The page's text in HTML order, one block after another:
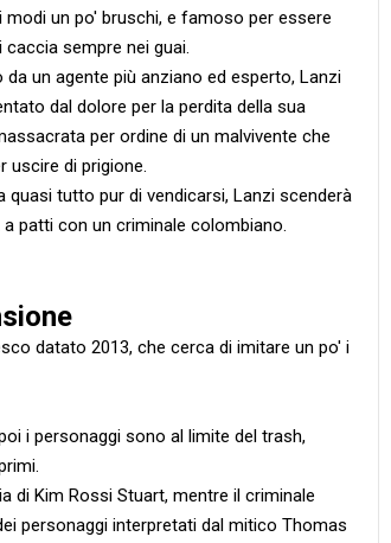
modi un po' bruschi, e famoso per essere
caccia sempre nei guai.
un agente più anziano ed esperto, Lanzi
dal dolore per la perdita della sua
per ordine di un malvivente che
uscire di prigione.
quasi tutto pur di vendicarsi, Lanzi scenderà
patti con un criminale colombiano.
datato 2013, che cerca di imitare un po' i
i personaggi sono al limite del trash,
di Kim Rossi Stuart, mentre il criminale
personaggi interpretati dal mitico Thomas